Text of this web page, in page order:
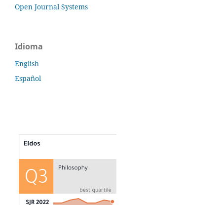
Open Journal Systems
Idioma
English
Español